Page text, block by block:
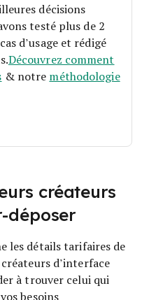
décisions
testé plus de 2
d’usage et rédigé
Découvrez comment
& notre méthodologie
créateurs
déposer
les détails tarifaires de
d’interface
à trouver celui qui
besoins